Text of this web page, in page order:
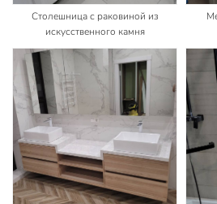
Столешница с раковиной из
искусственного камня